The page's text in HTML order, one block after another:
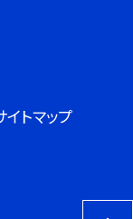
イトマップ